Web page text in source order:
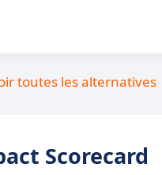
toutes les alternatives
Scorecard